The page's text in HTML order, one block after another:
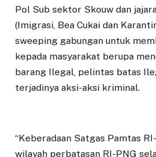
Pol Sub sektor Skouw dan
(Imigrasi, Bea Cukai dan
sweeping gabungan untuk
kepada masyarakat berupa
barang Ilegal, pelintas batas
terjadinya aksi-aksi kriminal.
“Keberadaan Satgas Pamtas
wilayah perbatasan RI-PNG